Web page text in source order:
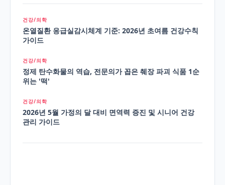
건강/의학
온열질환 응급실감시체계 기준: 2026년 초여름 건강수칙
가이드
건강/의학
정제 탄수화물의 역습, 전문의가 꼽은 췌장 파괴 식품 1순
위는 '떡'
건강/의학
2026년 5월 가정의 달 대비 면역력 증진 및 시니어 건강
관리 가이드